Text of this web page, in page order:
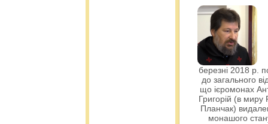
березні 2018 р.
до загального
що ієромонах
Григорій (в миру
Планчак)
монашого